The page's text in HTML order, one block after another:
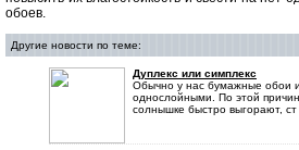
обоев.
Другие новости по теме:
Дуплекс или симплекс
Обычно у нас бумажные обои
однослойными. По этой
солнышке быстро выгорают, ст